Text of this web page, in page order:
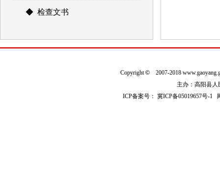
◆ 检查文书
Copyright©2007-2018
主办：高阳县人
ICP备案号： 冀ICP备05019657号-1网